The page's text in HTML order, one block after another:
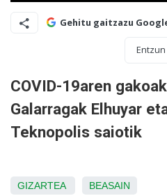
Gehitu gaitzazu
Entzun
COVID-19aren
Galarragak Elhuyar
Teknopolis saiotik
GIZARTEA BEASAIN